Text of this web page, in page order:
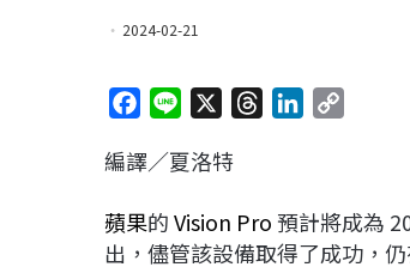
2024-02-21
c
b
o
n
a
d
e
d
L
i
編譯／夏洛特
蘋果的Vision Pro 預計將成為
出，儘管該設備取得了成功，